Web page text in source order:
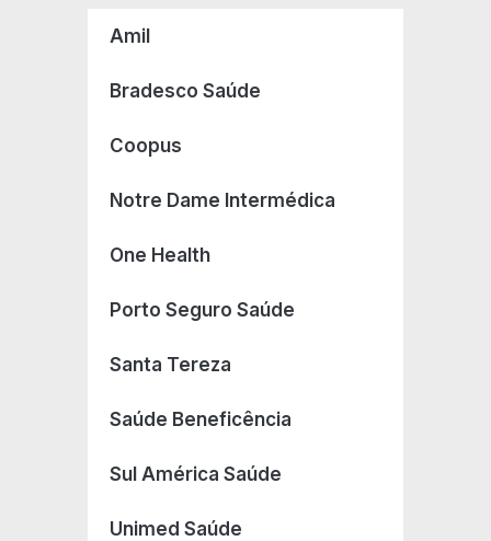
Amil
Bradesco Saúde
Coopus
Notre Dame Intermédica
One Health
Porto Seguro Saúde
Santa Tereza
Saúde Beneficência
Sul América Saúde
Unimed Saúde